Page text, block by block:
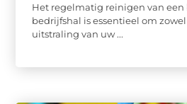
Het regelmatig reinigen van
bedrijfshal is essentieel om
uitstraling van uw ...